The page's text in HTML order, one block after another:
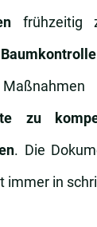
frühzeitig
Baumkontrolle
zu
. Die
immer in